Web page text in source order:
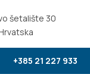
šetalište 30
+385 21 227 933